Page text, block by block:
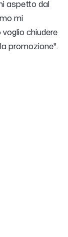
aspetto dal
mi
voglio chiudere
promozione".